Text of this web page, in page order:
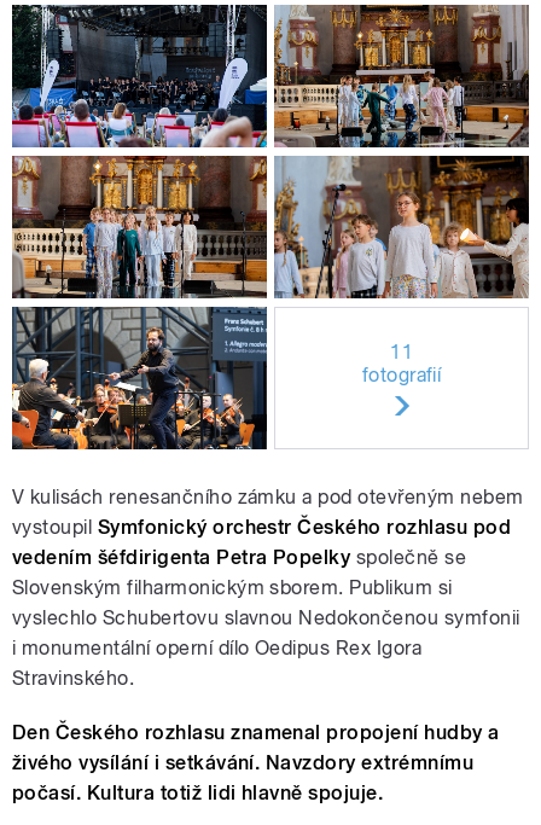
11
fotografií
V kulisách renesančního zámku a pod otevřeným nebem
vystoupil Symfonický orchestr Českého rozhlasu pod
vedením šéfdirigenta Petra Popelkyspolečně se
Slovenským filharmonickým sborem. Publikum si
vyslechlo Schubertovu slavnou Nedokončenou symfonii
i monumentální operní dílo Oedipus Rex Igora
Stravinského.
Den Českého rozhlasu znamenal propojení hudby a
živého vysílání i setkávání. Navzdory extrémnímu
počasí. Kultura totiž lidi hlavně spojuje.